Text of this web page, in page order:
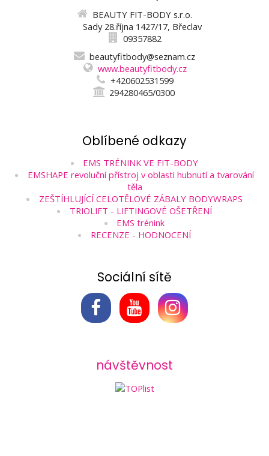
BEAUTY FIT-BODY s.r.o.
Sady 28.října 1427/17, Břeclav
09357882
beautyfitbody@seznam.cz
www.beautyfitbody.cz
+420602531599
294280465/0300
Oblíbené odkazy
EMS TRÉNINK VE FIT-BODY
EMSHAPE revoluční přístroj v oblasti hubnutí a tvarování
těla
ZEŠTÍHLUJÍCÍ CELOTĚLOVÉ ZÁBALY BODYWRAPS
TRIOLIFT - LIFTINGOVÉ OŠETŘENÍ
EMS trénink
RECENZE - HODNOCENÍ
Sociální sítě
návštěvnost